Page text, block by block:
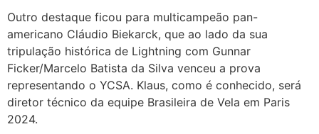
Outro destaque ficou para multicampeão pan-
americano Cláudio Biekarck, que ao lado da sua
tripulação histórica de Lightning com Gunnar
Ficker/Marcelo Batista da Silva venceu a prova
representando o YCSA. Klaus, como é conhecido, será
diretor técnico da equipe Brasileira de Vela em Paris
2024.